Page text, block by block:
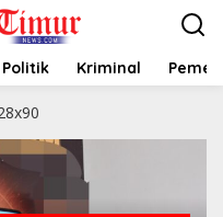
Politik Kriminal